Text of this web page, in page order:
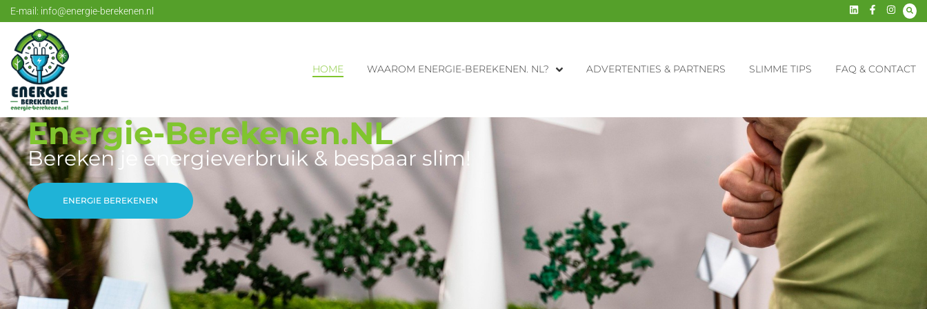
E-mail: info@energie-berekenen.nl
HOME WAAROM ENERGIE-BEREKENEN. NL? ADVERTENTIES & PARTNERS SLIMME TIPS FAQ & CONTACT
Energie-Berekenen.NL
Bereken je energieverbruik & bespaar slim!
ENERGIE BEREKENEN